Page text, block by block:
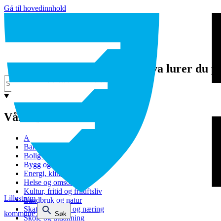
Gå til hovedinnhold
Lillestrøm
kommune
Søk
Hva lurer du
Våre tjenester
Avfall og gjenvinning
Barnehage
Bolig og sosiale tjenester
Bygg og eiendom
Energi, klima og miljø
Helse og omsorg
Kultur, fritid og friluftsliv
Landbruk og natur
Skatt, bevilling og næring
Skole og utdanning